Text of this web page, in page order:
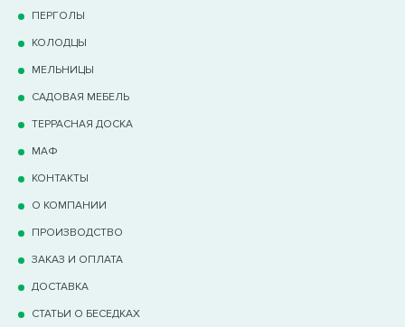
ПЕРГОЛЫ
КОЛОДЦЫ
МЕЛЬНИЦЫ
САДОВАЯ МЕБЕЛЬ
ТЕРРАCНАЯ ДОСКА
МАФ
КОНТАКТЫ
О КОМПАНИИ
ПРОИЗВОДСТВО
ЗАКАЗ И ОПЛАТА
ДОСТАВКА
СТАТЬИ О БЕСЕДКАХ